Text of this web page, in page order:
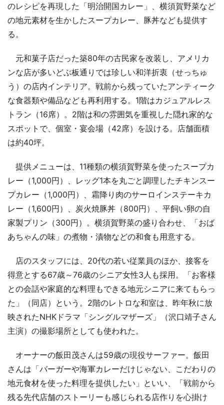
のレシピを再現した「明治開国カレー」、横須賀野菜など
の地元素材を生かしたスープカレー、豚丼なども提供す
る。
元和菓子店だった築80年の古民家を改装し、アメリカ
ンな店が多いどぶ板通りでは珍しい和洋折衷（せっちゅ
う）の店内インテリア。戦前から残っていたアンティーク
な食器類や備品なども再利用する。1階はカジュアルレス
トラン（16席）。2階は和の雰囲気を重視した隠れ家的な
スポットで、個室・宴会場（42席）を設ける。店舗面積
は約40坪。
提供メニューは、11種類の横須賀野菜を使ったスープカ
レー（1,000円）、レッグ1本を丸ごと調理したチキンスー
プカレー（1,000円）、霜降り肉のサーロインステーキカ
レー（1,600円）、炭火焼豚丼（800円）、平飼い卵の自
家製プリン（300円）。横須賀野菜の盛り合わせ、「おば
あちゃんの味」の煮物・漬物などの和食も用意する。
店のスタッフには、20代の若い従業員のほか、接客を
得意とする67歳～76歳のシニア女性3人も採用。「お客様
との会話や家庭的な料理もできる地元シニアに来てもらっ
た」（同店）という。2階のレトロな和室は、昨年秋に放
映されたNHKドラマ「シングルマザーズ」（沢口靖子さん
主演）の撮影場所としても使われた。
オーナーの飯田茂さんは59歳の現役サーファー。飯田
さんは「バーガーや海軍カレーだけじゃない、こだわりの
地元食材を使った料理を提供したい」といい、「戦前から
残る先代店舗のストーリーも感じられる店作りを心掛け